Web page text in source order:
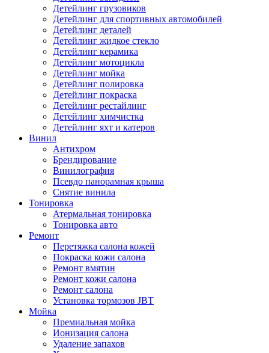
Детейлинг грузовиков
Детейлинг для спортивных автомобилей
Детейлинг деталей
Детейлинг жидкое стекло
Детейлинг керамика
Детейлинг мотоцикла
Детейлинг мойка
Детейлинг полировка
Детейлинг покраска
Детейлинг рестайлинг
Детейлинг химчистка
Детейлинг яхт и катеров
Винил
Антихром
Брендирование
Винилография
Псевдо панорамная крыша
Снятие винила
Тонировка
Атермальная тонировка
Тонировка авто
Ремонт
Перетяжка салона кожей
Покраска кожи салона
Ремонт вмятин
Ремонт кожи салона
Ремонт салона
Установка тормозов JBT
Мойка
Премиальная мойка
Ионизация салона
Удаление запахов